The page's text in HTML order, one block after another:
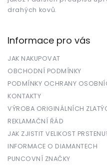
drahých kovů.
Informace pro vás
JAK NAKUPOVAT
OBCHODNÍ PODMÍNKY
PODMÍNKY OCHRANY
KONTAKTY
VÝROBA ORIGINÁLNÍCH
REKLAMAČNÍ ŘÁD
JAK ZJISTIT VELIKOST
INFORMACE O DIAMANTECH
PUNCOVNÍ ZNAČKY